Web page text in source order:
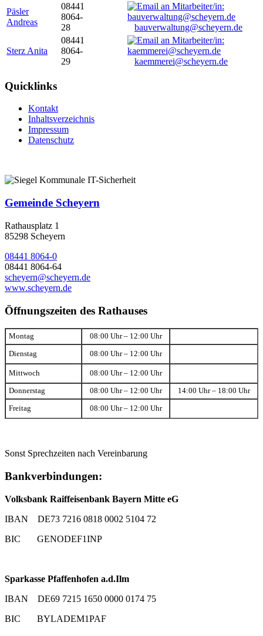
Päsler
Andreas
08441
8064-
28
bauverwaltung@scheyern.de
Sterz Anita
08441
8064-
29
kaemmerei@scheyern.de
Quicklinks
Kontakt
Inhaltsverzeichnis
Impressum
Datenschutz
Gemeinde Scheyern
Rathausplatz 1
85298 Scheyern
08441 8064-0
08441 8064-64
scheyern@scheyern.de
www.scheyern.de
Öffnungszeiten des Rathauses
Montag 08:00 Uhr – 12:00 Uhr
Dienstag 08:00 Uhr – 12:00 Uhr
Mittwoch 08:00 Uhr – 12:00 Uhr
Donnerstag 08:00 Uhr – 12:00 Uhr 14:00 Uhr – 18:00 Uhr
Freitag 08:00 Uhr – 12:00 Uhr
Sonst Sprechzeiten nach Vereinbarung
Bankverbindungen:
Volksbank Raiffeisenbank Bayern Mitte eG
IBAN DE73 7216 0818 0002 5104 72
BIC GENODEF1INP
Sparkasse Pfaffenhofen a.d.Ilm
IBAN DE69 7215 1650 0000 0174 75
BIC BYLADEM1PAF